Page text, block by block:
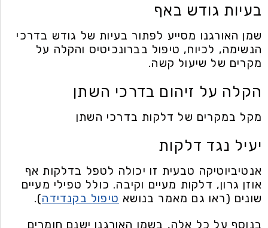
בעיות גודש באף
שמן האורגנו מסייע לפתור בעיות של גודש בדרכי
הנשימה, לכיוח, טיפול בברונכיטיס והקלה על
מקרים של שיעול קשה.
הקלה על זיהום בדרכי השתן
מקל במקרים של דלקות בדרכי השתן
יעיל נגד דלקות
אנטיביוטיקה טבעית זו יכולה לטפל בדלקות אף
אוזן גרון, דלקות מעיים וקיבה. כולל טפילי מעיים
שונים (ראו גם מאמר בנושא טיפול בקנדידה).
בנוסף על כל אלה, בשמן האורגנו ישנם חומרים